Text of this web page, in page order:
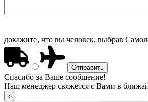
докажите, что вы человек, выбрав
Спасибо за Ваше сообщение!
Наш менеджер свяжется с Вами в